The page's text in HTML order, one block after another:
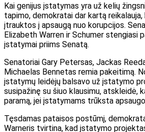
Kai genijus įstatymas yra už kelių
tapimo, demokratai dar kartą
įtrauktos į apsaugą nuo korupcijos.
Elizabeth Warren ir Schumer stengiasi
įstatymai priims Senatą.
Senatoriai Gary Petersas, Jackas
Michaelas Bennetas remia pakeitimą.
įstatymų leidėjų balsavo už įstatymo
susipažinę su šiuo klausimu, atskleidė,
paramą, jei įstatymams trūksta
Tęsdamas pataisos postūmį,
Warneris tvirtina, kad įstatymo